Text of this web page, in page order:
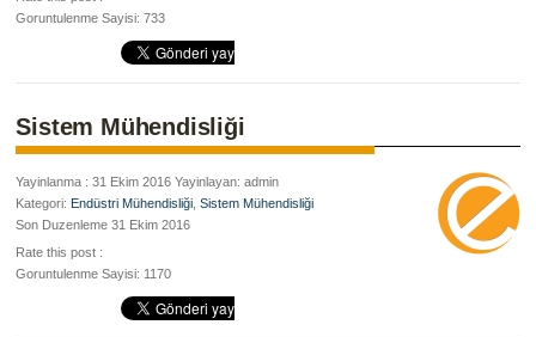
Goruntulenme Sayisi: 733
Sistem Mühendisliği
Yayinlanma : 31 Ekim 2016 Yayinlayan: admin
Kategori: Endüstri Mühendisliği ,Sistem Mühendisliği
Son Duzenleme 31 Ekim 2016
Rate this post :
Goruntulenme Sayisi: 1170